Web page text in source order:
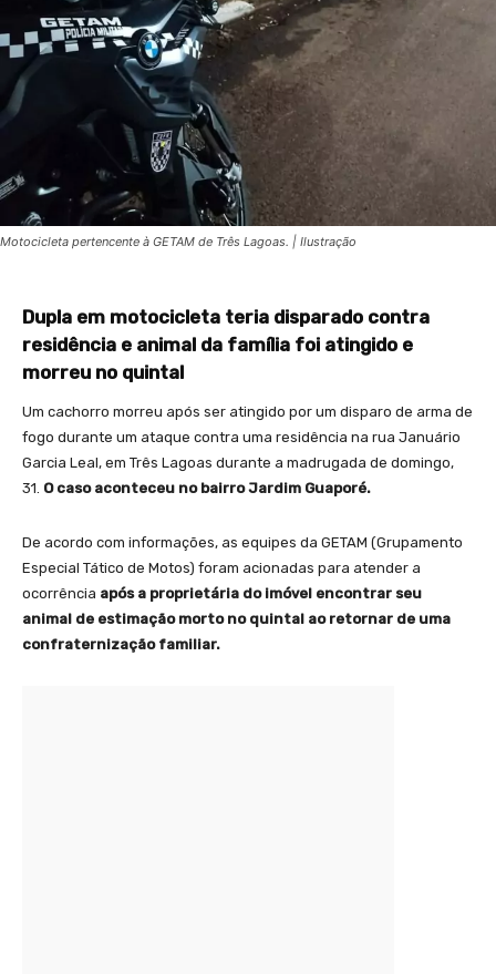
Motocicleta pertencente à GETAM de Três Lagoas. | Ilustração
Dupla em motocicleta teria disparado contra
residência e animal da família foi atingido e
morreu no quintal
Um cachorro morreu após ser atingido por um disparo de arma de
fogo durante um ataque contra uma residência na rua Januário
Garcia Leal, em Três Lagoas durante a madrugada de domingo,
31. O caso aconteceu no bairro Jardim Guaporé.
De acordo com informações, as equipes da GETAM (Grupamento
Especial Tático de Motos) foram acionadas para atender a
ocorrência após a proprietária do imóvel encontrar seu
animal de estimação morto no quintal ao retornar de uma
confraternização familiar.